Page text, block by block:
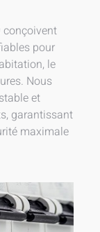
conçoivent
pour
le
Nous
et
garantissant
maximale